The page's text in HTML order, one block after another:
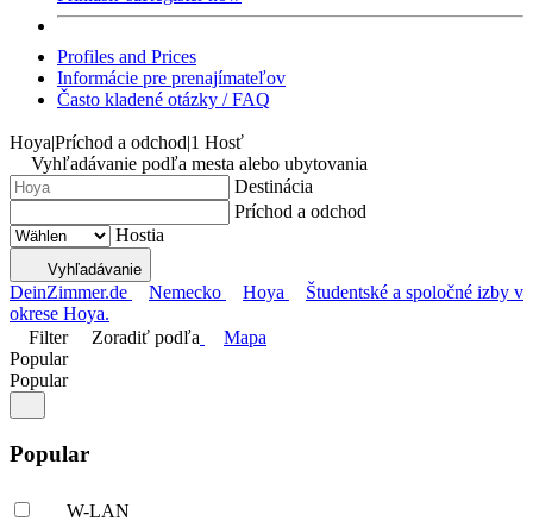
Profiles and Prices
Informácie pre prenajímateľov
Často kladené otázky / FAQ
Hoya|Príchod a odchod|1 Hosť
Vyhľadávanie podľa mesta alebo ubytovania
Destinácia
Príchod a odchod
Hostia
Vyhľadávanie
DeinZimmer.de Nemecko Hoya
Študentské a spoločné izby v
okrese Hoya.
Filter
Zoradiť podľa
Mapa
Popular
Popular
Popular
W-LAN